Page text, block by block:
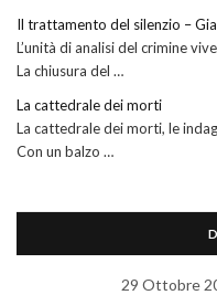
Il trattamento del silenzio –
L’unità di analisi del crimine
La chiusura del …
La cattedrale dei morti
La cattedrale dei morti, le
Con un balzo …
29 Ottobre